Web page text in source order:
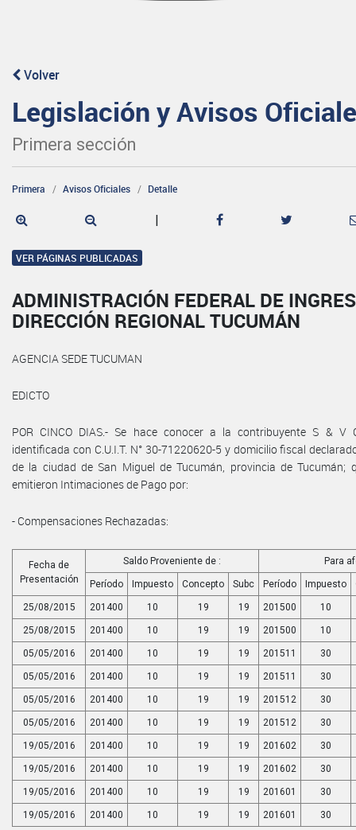
Volver
Legislación y Avisos
Primera sección
Primera Avisos Oficiales Detalle
VER PÁGINAS PUBLICADAS
ADMINISTRACIÓN FEDERAL DE
DIRECCIÓN REGIONAL TUCUMÁN
AGENCIA SEDE TUCUMAN
EDICTO
POR CINCO DIAS.- Se hace conocer a la contribuyente S & V
identificada con C.U.I.T. N° 30-71220620-5 y domicilio fiscal
de la ciudad de San Miguel de Tucumán, provincia de
emitieron Intimaciones de Pago por:
- Compensaciones Rechazadas:
Fecha de
Presentación
Saldo Proveniente de : Para
Período Impuesto Concepto Subc Período Impuesto
25/08/2015 201400 10 19 19 201500 10
25/08/2015 201400 10 19 19 201500 10
05/05/2016 201400 10 19 19 201511 30
05/05/2016 201400 10 19 19 201511 30
05/05/2016 201400 10 19 19 201512 30
05/05/2016 201400 10 19 19 201512 30
19/05/2016 201400 10 19 19 201602 30
19/05/2016 201400 10 19 19 201602 30
19/05/2016 201400 10 19 19 201601 30
19/05/2016 201400 10 19 19 201601 30